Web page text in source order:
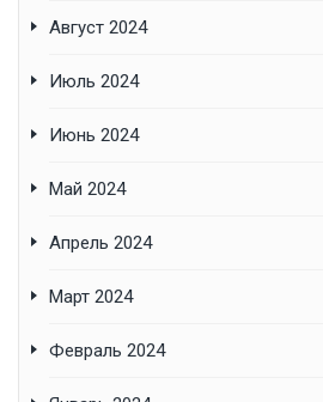
Август 2024
Июль 2024
Июнь 2024
Май 2024
Апрель 2024
Март 2024
Февраль 2024